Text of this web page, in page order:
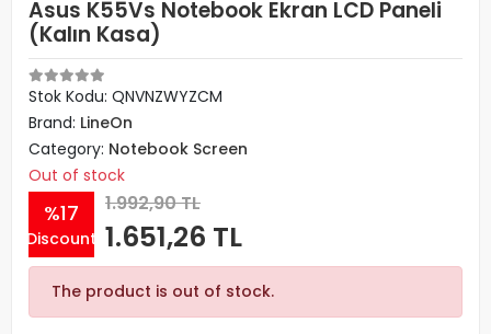
Asus K55Vs Notebook Ekran LCD Paneli
(Kalın Kasa)
Stok Kodu: QNVNZWYZCM
Brand: LineOn
Category: Notebook Screen
Out of stock
%17
Discount
1.992,90 TL
1.651,26 TL
The product is out of stock.